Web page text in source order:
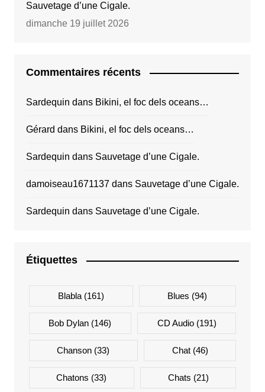
Sauvetage d’une Cigale.
dimanche 19 juillet 2026
Commentaires récents
Sardequin dans Bikini, el foc dels oceans…
Gérard dans Bikini, el foc dels oceans…
Sardequin dans Sauvetage d’une Cigale.
damoiseau1671137dans Sauvetage d’une Cigale.
Sardequin dans Sauvetage d’une Cigale.
Étiquettes
Blabla(161) Blues (94)
Bob Dylan (146) CD Audio(191)
Chanson (33) Chat(46)
Chatons (33) Chats (21)